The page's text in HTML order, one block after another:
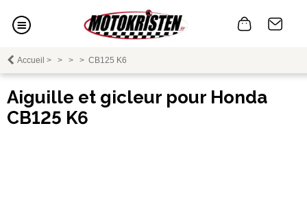
Accueil > > > > CB125 K6
Aiguille et gicleur pour Honda
CB125 K6